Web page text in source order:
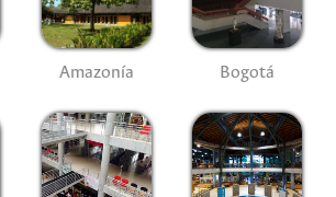
Amazonía Bogotá